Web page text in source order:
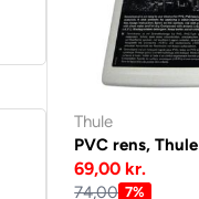
Thule
PVC rens,
69,00 kr.
74,00 7%